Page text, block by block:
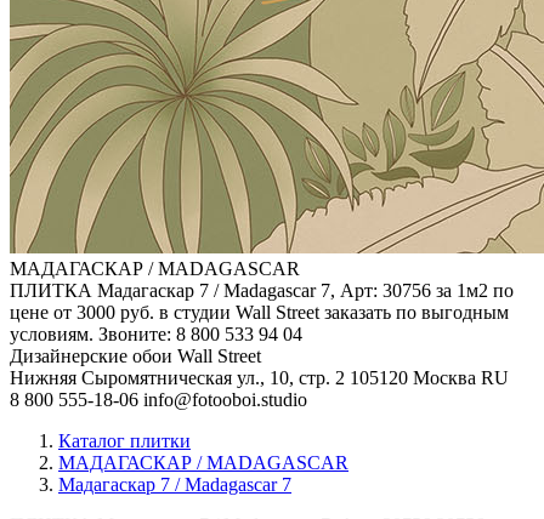
МАДАГАСКАР / MADAGASCAR
ПЛИТКА Мадагаскар 7 / Madagascar 7, Арт: 30756 за 1м2 по
цене от 3000 руб. в студии Wall Street заказать по выгодным
условиям. Звоните: 8 800 533 94 04
Дизайнерские обои Wall Street
Нижняя Сыромятническая ул., 10, стр. 2 105120 Москва RU
8 800 555-18-06 info@fotooboi.studio
Каталог плитки
МАДАГАСКАР / MADAGASCAR
Мадагаскар 7 / Madagascar 7